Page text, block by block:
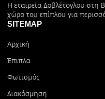
Η εταιρεία Δοβλέτογλου στη
χώρο του επίπλου για
SITEMAP
Αρχική
Έπιπλα
Φωτισμός
Διακόσμηση